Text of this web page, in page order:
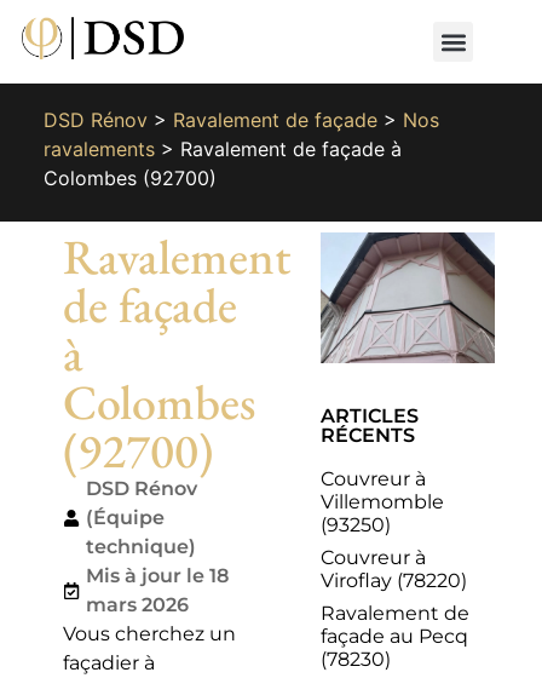
DSD Rénov> Ravalement de façade> Nos
ravalements> Ravalement de façade à
Colombes (92700)
Ravalement
de façade
à
Colombes
(92700)
DSD Rénov
(Équipe
technique)
Mis à jour le 18
mars 2026
Vous cherchez un
façadier à
ARTICLES
RÉCENTS
Couvreur à
Villemomble
(93250)
Couvreur à
Viroflay (78220)
Ravalement de
façade au Pecq
(78230)